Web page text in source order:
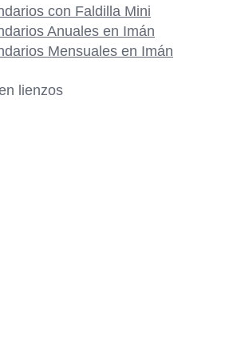
con Faldilla Mini
Anuales en Imán
Mensuales en Imán
lienzos